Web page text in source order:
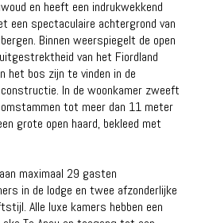
en heeft een indrukwekkend
een spectaculaire achtergrond van
Binnen weerspiegelt de open
van het Fiordland
het bos zijn te vinden in de
In de woonkamer zweeft
tot meer dan 11 meter
grote open haard, bekleed met
maximaal 29 gasten
in de lodge en twee afzonderlijke
Alle luxe kamers hebben een